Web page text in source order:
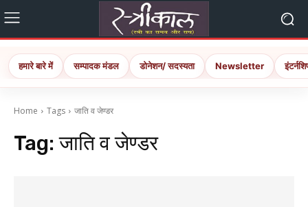
हमारे बारे में सम्पादक मंडल डोनेशन/ सदस्यता Newsletter
Home Tags जाति व जेण्डर
Tag:जाति व जेण्डर